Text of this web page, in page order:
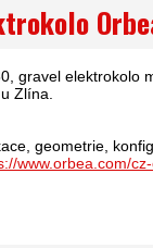
gravel elektrokolo
Zlína.
geometrie,
www.orbea.com/